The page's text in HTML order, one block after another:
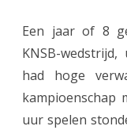
Een jaar of 8
KNSB-
had hoge
kampioenschap
uur spelen